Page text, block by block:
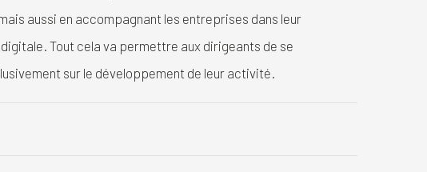
aussi en accompagnant les entreprises dans leur
Tout cela va permettre aux dirigeants de se
sur le développement de leur activité.